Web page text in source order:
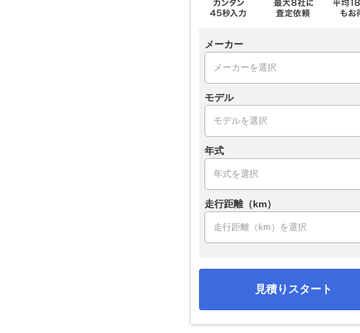
メーカー
モデル
年式
走行距離（km）
見積りスタート